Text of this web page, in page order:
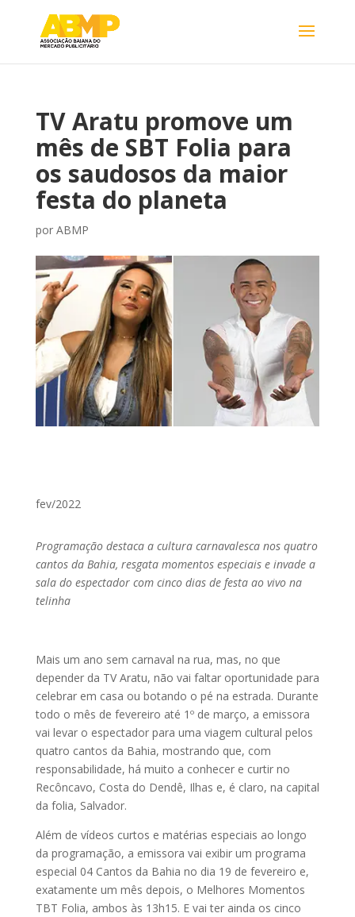
TV Aratu promove um
mês de SBT Folia para
os saudosos da maior
festa do planeta
por ABMP
fev/2022
Programação destaca a cultura carnavalesca nos quatro
cantos da Bahia, resgata momentos especiais e invade a
sala do espectador com cinco dias de festa ao vivo na
telinha
Mais um ano sem carnaval na rua, mas, no que
depender da TV Aratu, não vai faltar oportunidade para
celebrar em casa ou botando o pé na estrada. Durante
todo o mês de fevereiro até 1º de março, a emissora
vai levar o espectador para uma viagem cultural pelos
quatro cantos da Bahia, mostrando que, com
responsabilidade, há muito a conhecer e curtir no
Recôncavo, Costa do Dendê, Ilhas e, é claro, na capital
da folia, Salvador.
Além de vídeos curtos e matérias especiais ao longo
da programação, a emissora vai exibir um programa
especial 04 Cantos da Bahia no dia 19 de fevereiro e,
exatamente um mês depois, o Melhores Momentos
TBT Folia, ambos às 13h15. E vai ter ainda os cinco